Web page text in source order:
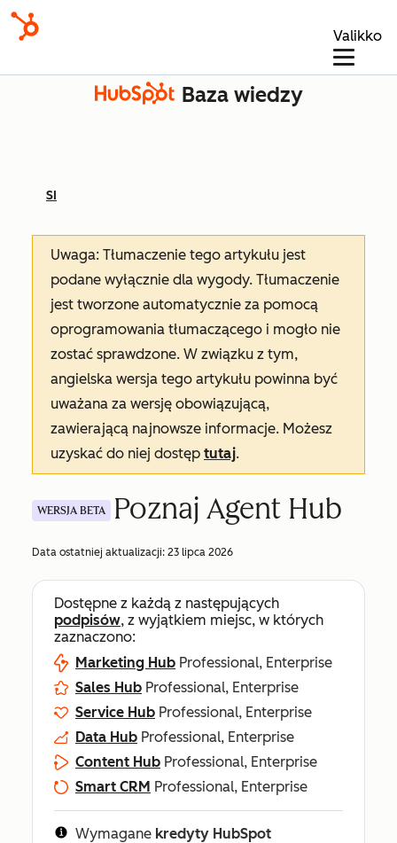
Valikko
Baza wiedzy
SI
Uwaga: Tłumaczenie tego artykułu jest
podane wyłącznie dla wygody. Tłumaczenie
jest tworzone automatycznie za pomocą
oprogramowania tłumaczącego i mogło nie
zostać sprawdzone. W związku z tym,
angielska wersja tego artykułu powinna być
uważana za wersję obowiązującą,
zawierającą najnowsze informacje. Możesz
uzyskać do niej dostęp tutaj.
WERSJA BETA Poznaj Agent Hub
Data ostatniej aktualizacji: 23 lipca 2026
Dostępne z każdą z następujących
podpisów, z wyjątkiem miejsc, w których
zaznaczono:
Marketing Hub Professional, Enterprise
Sales Hub Professional, Enterprise
Service Hub Professional, Enterprise
Data Hub Professional, Enterprise
Content Hub Professional, Enterprise
Smart CRM Professional, Enterprise
Wymagane kredyty HubSpot